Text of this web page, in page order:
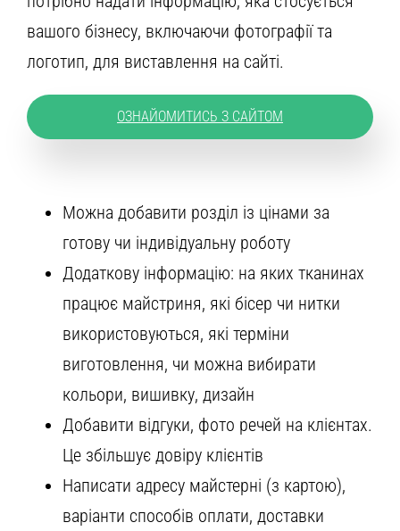
вашого бізнесу, включаючи фотографії та
логотип, для виставлення на сайті.
ОЗНАЙОМИТИСЬ З САЙТОМ
Можна добавити розділ із цінами за
готову чи індивідуальну роботу
Додаткову інформацію: на яких тканинах
працює майстриня, які бісер чи нитки
використовуються, які терміни
виготовлення, чи можна вибирати
кольори, вишивку, дизайн
Добавити відгуки, фото речей на клієнтах.
Це збільшує довіру клієнтів
Написати адресу майстерні (з картою),
варіанти способів оплати, доставки